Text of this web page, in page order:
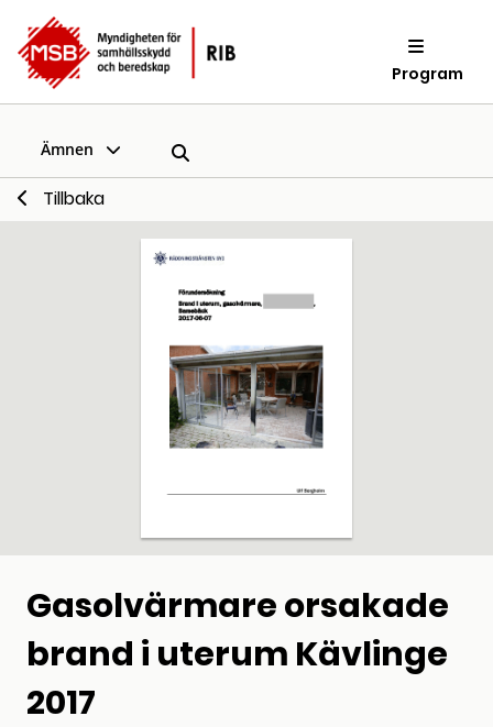
Program
Ämnen
Tillbaka
Gasolvärmare orsakade
brand i uterum Kävlinge
2017